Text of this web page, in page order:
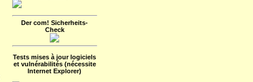
Der com! Sicherheits-
Check
Tests mises à jour logiciels
et vulnérabilités (nécessite
Internet Explorer)